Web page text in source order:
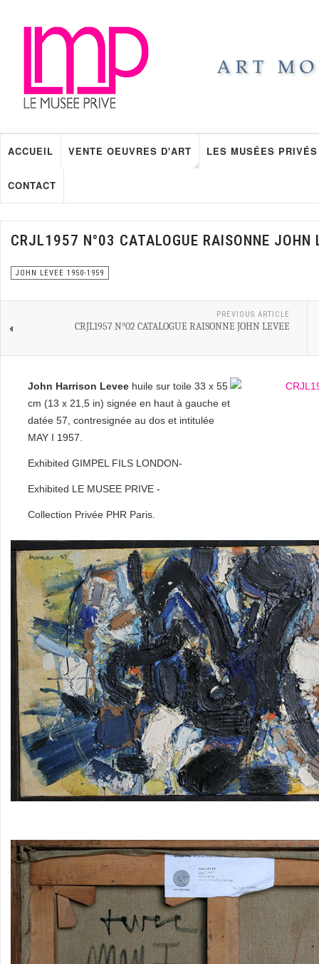
ACCUEIL VENTE OEUVRES D'ART LES MUSÉES PRIVÉS
CONTACT
CRJL1957 N°03 CATALOGUE RAISONNE JOHN
JOHN LEVEE 1950-1959
PREVIOUS ARTICLE
CRJL1957 N°02 CATALOGUE RAISONNE JOHN LEVEE
John Harrison Levee huile sur toile 33 x 55
cm (13 x 21,5 in) signée en haut à gauche et
datée 57, contresignée au dos et intitulée
MAY I 1957.
Exhibited GIMPEL FILS LONDON-
Exhibited LE MUSEE PRIVE -
Collection Privée PHR Paris.